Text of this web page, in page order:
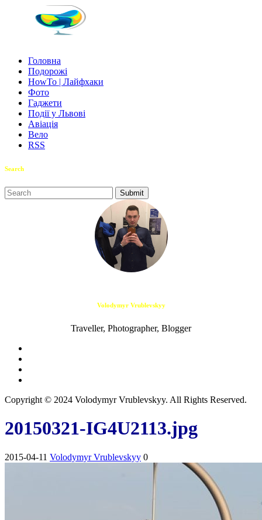
Головна
Подорожі
HowTo | Лайфхаки
Фото
Гаджети
Події у Львові
Авіація
Вело
RSS
Search
Volodymyr Vrublevskyy
Traveller, Photographer, Blogger
Copyright © 2024 Volodymyr Vrublevskyy. All Rights Reserved.
20150321-IG4U2113.jpg
2015-04-11 Volodymyr Vrublevskyy 0